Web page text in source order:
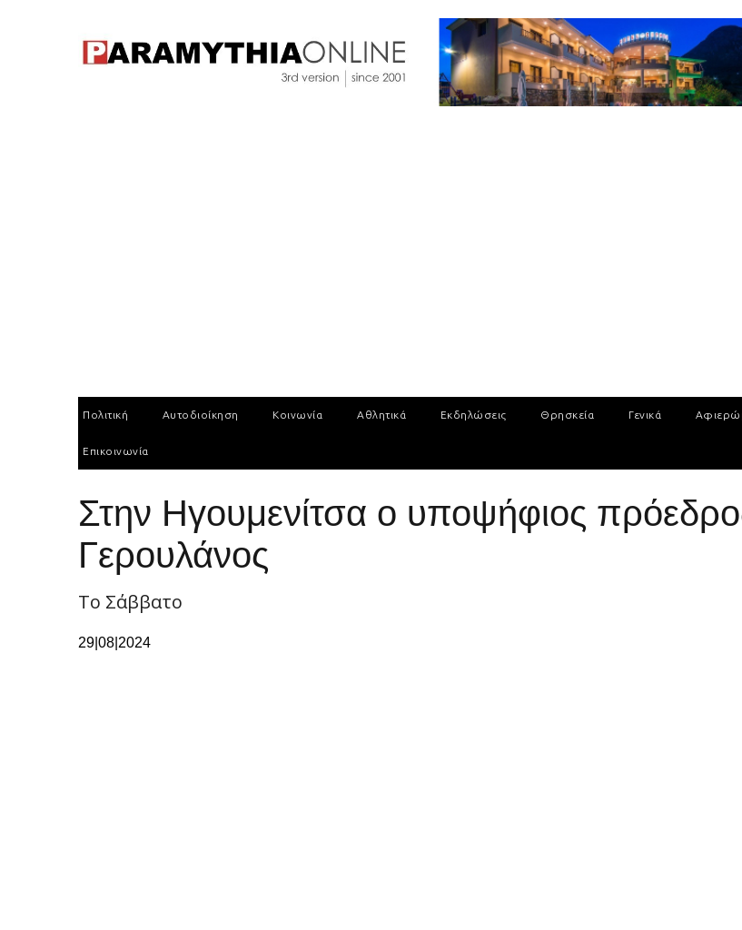
Πολιτική Αυτοδιοίκηση Κοινωνία Αθλητικά Εκδηλώσεις Θρησκεία Γενικά
Επικοινωνία
Στην Ηγουμενίτσα ο υποψήφιος
Γερουλάνος
Το Σάββατο
29|08|2024